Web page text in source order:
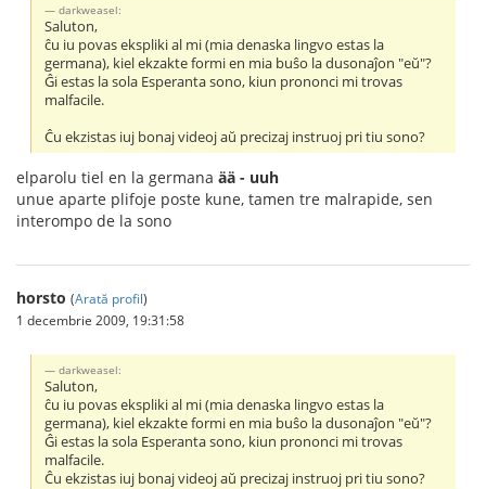
darkweasel:
Saluton,
ĉu iu povas ekspliki al mi (mia denaska lingvo estas la
germana), kiel ekzakte formi en mia buŝo la dusonaĵon "eŭ"?
Ĝi estas la sola Esperanta sono, kiun prononci mi trovas
malfacile.
Ĉu ekzistas iuj bonaj videoj aŭ precizaj instruoj pri tiu sono?
elparolu tiel en la germana ää - uuh
unue aparte plifoje poste kune, tamen tre malrapide, sen
interompo de la sono
horsto (Arată profil)
1 decembrie 2009, 19:31:58
darkweasel:
Saluton,
ĉu iu povas ekspliki al mi (mia denaska lingvo estas la
germana), kiel ekzakte formi en mia buŝo la dusonaĵon "eŭ"?
Ĝi estas la sola Esperanta sono, kiun prononci mi trovas
malfacile.
Ĉu ekzistas iuj bonaj videoj aŭ precizaj instruoj pri tiu sono?